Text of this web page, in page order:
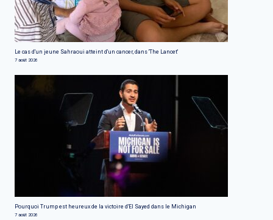
Le cas d'un jeune Sahraoui atteint d'un cancer, dans 'The Lancet'
7 août 2026
Pourquoi Trump est heureux de la victoire d'El Sayed dans le Michigan
7 août 2026